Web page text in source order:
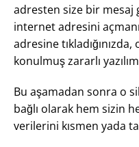
adresten size bir mesaj
internet adresini
adresine
konulmuş zararlı
Bu aşamadan sonra o
bağlı olarak hem sizin
verilerini kısmen yada